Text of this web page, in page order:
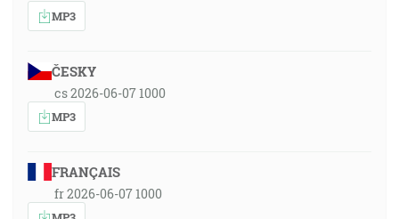
MP3
ČESKY
cs 2026-06-07 1000
MP3
FRANÇAIS
fr 2026-06-07 1000